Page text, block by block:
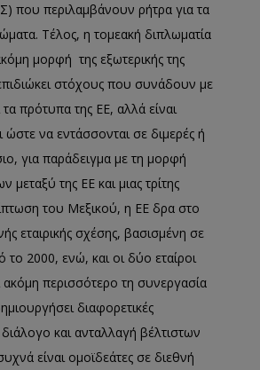
που περιλαμβάνουν ρήτρα για τα
Τέλος, η τομεακή διπλωματία
μορφή της εξωτερικής της
στόχους που συνάδουν με
πρότυπα της ΕΕ, αλλά είναι
να εντάσσονται σε διμερές ή
για παράδειγμα με τη μορφή
μεταξύ της ΕΕ και μιας τρίτης
του Μεξικού, η ΕΕ δρα στο
εταιρικής σχέσης, βασισμένη σε
2000, ενώ, και οι δύο εταίροι
ακόμη περισσότερο τη συνεργασία
διαφορετικές
και ανταλλαγή βέλτιστων
είναι ομοϊδεάτες σε διεθνή